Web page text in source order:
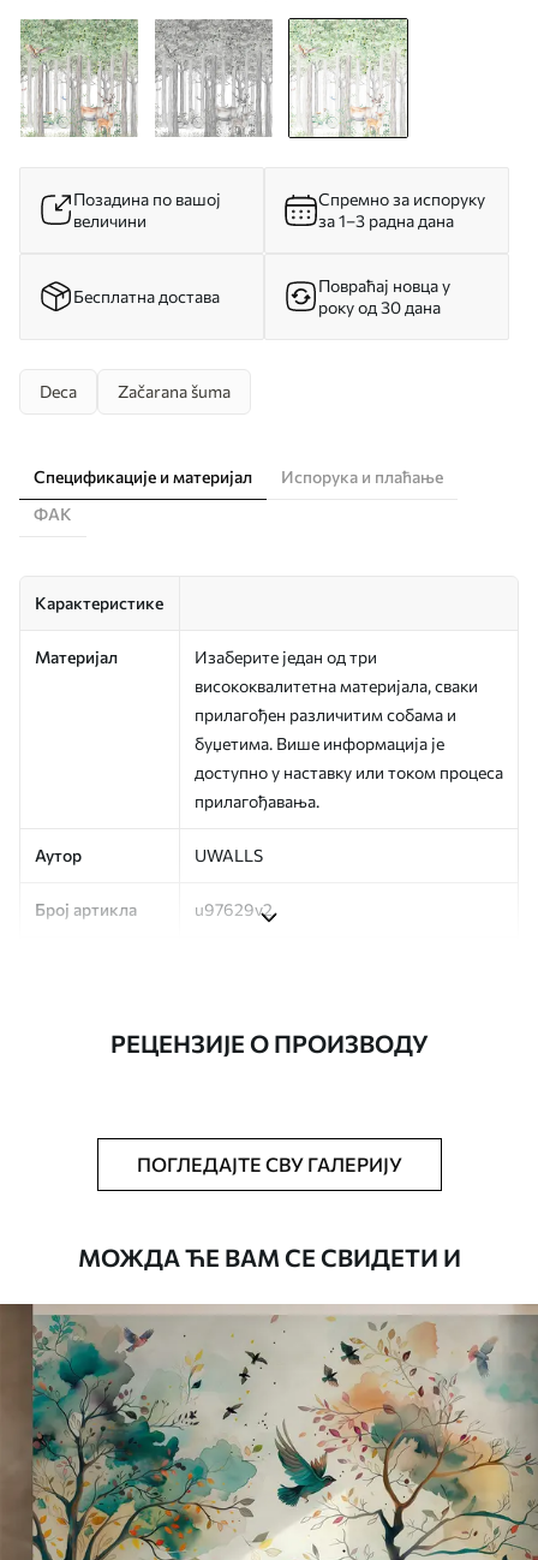
Позадина по вашој
величини
Спремно за испоруку
за 1–3 радна дана
Бесплатна достава
Повраћај новца у
року од 30 дана
Deca Začarana šuma
Спецификације и материјал
Испорука и плаћање
ФАК
Карактеристике
Материјал
Изаберите један од три
висококвалитетна материјала, сваки
прилагођен различитим собама и
буџетима. Више информација је
доступно у наставку или током процеса
прилагођавања.
Аутор UWALLS
Број артикла u97629v2
Тапета се може нежно очистити меким
сунђером. Позадине са завршном
водом.
Доступни материјали
Standard
45.0027.00€/m²
Premium
РЕЦЕНЗИЈЕ О ПРОИЗВОДУ
ПОГЛЕДАЈТЕ СВУ ГАЛЕРИЈУ
МОЖДА ЋЕ ВАМ СЕ СВИДЕТИ И